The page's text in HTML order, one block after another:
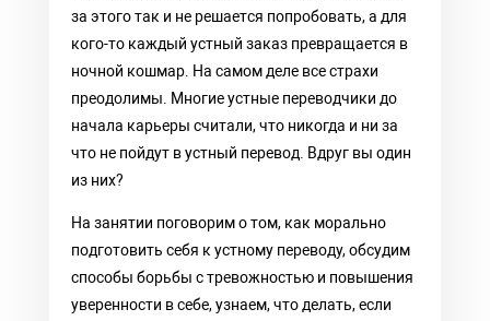
за этого так и не решается попробовать, а для
кого-то каждый устный заказ превращается в
ночной кошмар. На самом деле все страхи
преодолимы. Многие устные переводчики до
начала карьеры считали, что никогда и ни за
что не пойдут в устный перевод. Вдруг вы один
из них?
На занятии поговорим о том, как морально
подготовить себя к устному переводу, обсудим
способы борьбы с тревожностью и повышения
уверенности в себе, узнаем, что делать, если